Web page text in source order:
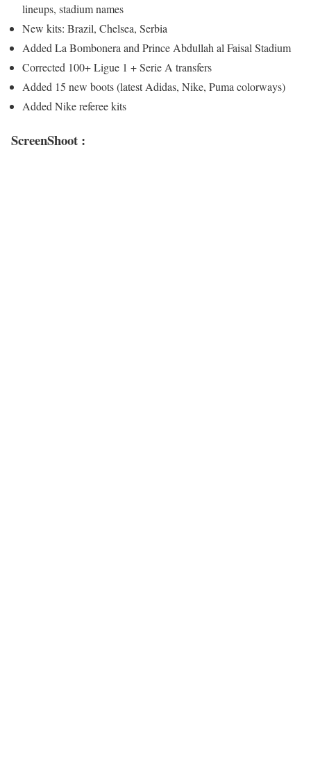
lineups, stadium names
New kits: Brazil, Chelsea, Serbia
Added La Bombonera and Prince Abdullah al Faisal Stadium
Corrected 100+ Ligue 1 + Serie A transfers
Added 15 new boots (latest Adidas, Nike, Puma colorways)
Added Nike referee kits
ScreenShoot :